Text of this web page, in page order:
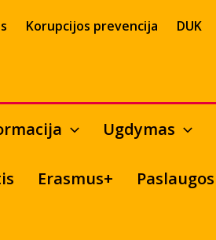
Korupcijos prevencija DUK
Ugdymas
Erasmus+ Paslaugos